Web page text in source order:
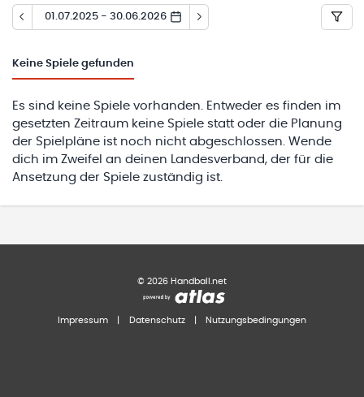
01.07.2025 - 30.06.2026
Keine Spiele gefunden
Es sind keine Spiele vorhanden. Entweder es finden im
gesetzten Zeitraum keine Spiele statt oder die Planung
der Spielpläne ist noch nicht abgeschlossen. Wende
dich im Zweifel an deinen Landesverband, der für die
Ansetzung der Spiele zuständig ist.
© 2026 Handball.net
Impressum Datenschutz Nutzungsbedingungen